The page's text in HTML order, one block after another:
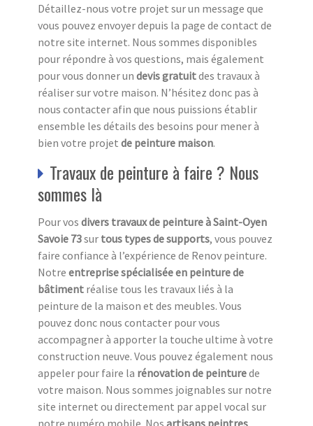
Détaillez-nous votre projet sur un message que
vous pouvez envoyer depuis la page de contact de
notre site internet. Nous sommes disponibles
pour répondre à vos questions, mais également
pour vous donner un devis gratuitdes travaux à
réaliser sur votre maison. N’hésitez donc pas à
nous contacter afin que nous puissions établir
ensemble les détails des besoins pour mener à
bien votre projet de peinture maison.
Travaux de peinture à faire ? Nous
sommes là
Pour vos divers travaux de peinture à Saint-Oyen
Savoie 73sur tous types de supports, vous pouvez
faire confiance à l’expérience de Renov peinture.
Notre entreprise spécialisée en peinture de
bâtiment réalise tous les travaux liés à la
peinture de la maison et des meubles. Vous
pouvez donc nous contacter pour vous
accompagner à apporter la touche ultime à votre
construction neuve. Vous pouvez également nous
appeler pour faire la rénovation de peinturede
votre maison. Nous sommes joignables sur notre
site internet ou directement par appel vocal sur
notre numéro mobile. Nos artisans peintres